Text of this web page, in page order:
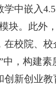
中嵌入
块。此外
在校院、
中，构建
创新创业教